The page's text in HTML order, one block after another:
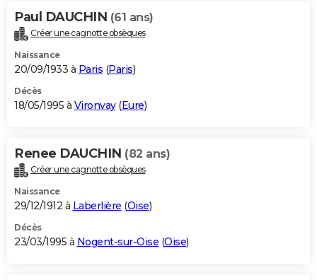
Paul DAUCHIN (61 ans)
Créer une cagnotte obsèques
Naissance
20/09/1933 à Paris (Paris)
Décès
18/05/1995 à Vironvay(Eure)
Renee DAUCHIN (82 ans)
Créer une cagnotte obsèques
Naissance
29/12/1912 à Laberlière (Oise)
Décès
23/03/1995 à Nogent-sur-Oise (Oise)